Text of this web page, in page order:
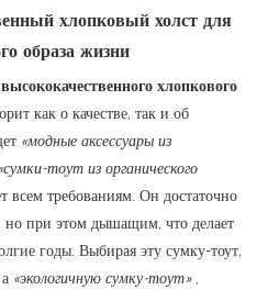
хлопковый холст для
образа жизни
высококачественного хлопкового
как о качестве, так и об
«модные аксессуары из
тоут из органического
всем требованиям. Он достаточно
при этом дышащим, что делает
годы. Выбирая эту сумку-тоут,
«экологичную сумку-тоут»,